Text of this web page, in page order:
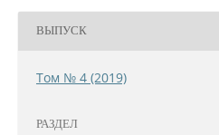
ВЫПУСК
Том № 4 (2019)
РАЗДЕЛ